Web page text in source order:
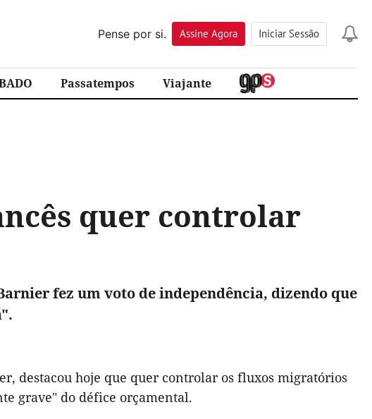
Pense por si.
Assine Agora Iniciar Sessão
Passatempos Viajante
quer controlar
fez um voto de independência, dizendo que
destacou hoje que quer controlar os fluxos migratórios
grave" do défice orçamental.